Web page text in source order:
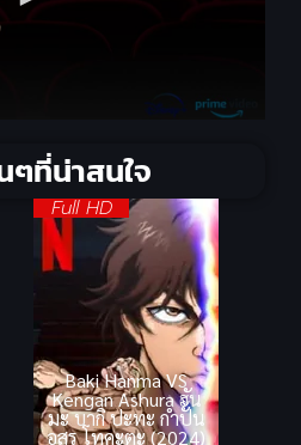
ๆที่น่าสนใจ
Full HD
Baki Hanma VS
Kengan Ashura ฮัน
มะ บากิ ปะทะ กำปั้น
อสูร โทคะตะ (2024)